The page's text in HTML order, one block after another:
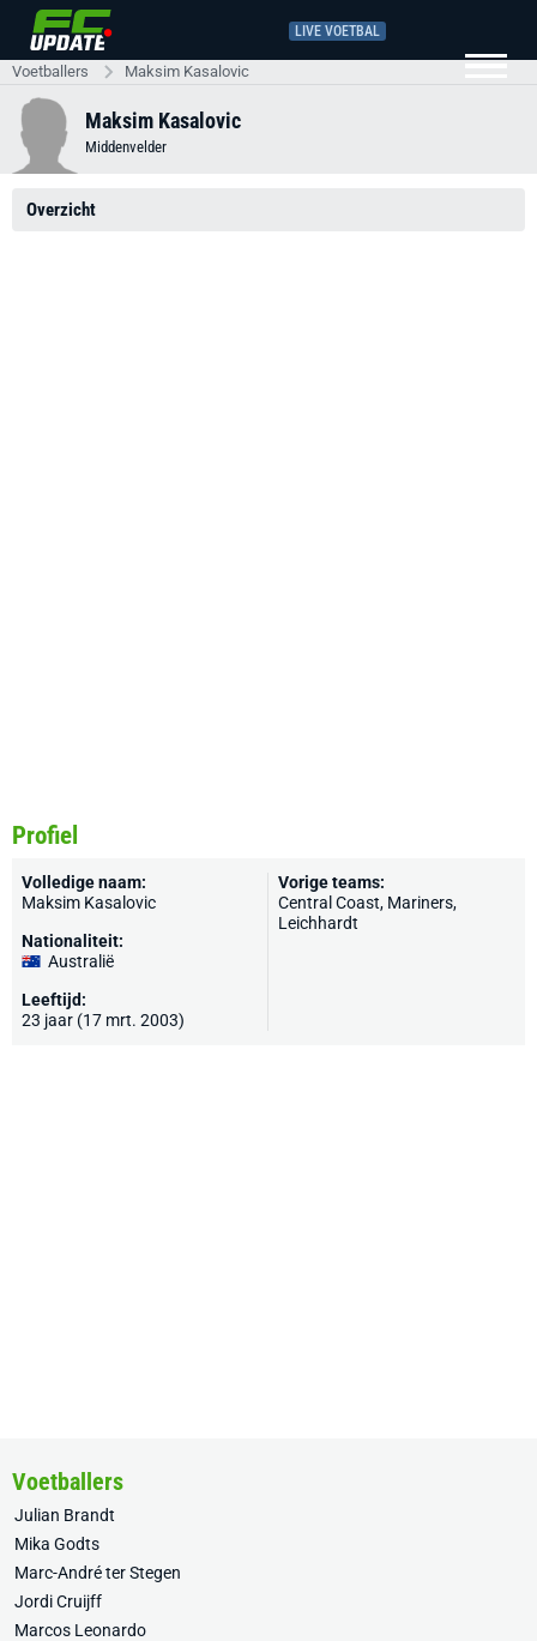
LIVE VOETBAL
Voetballers Maksim Kasalovic
Maksim Kasalovic
Middenvelder
Overzicht
Profiel
Volledige naam:
Maksim Kasalovic
Nationaliteit:
Australië
Leeftijd:
23 jaar (17 mrt. 2003)
Vorige teams:
Central Coast, Mariners,
Leichhardt
Voetballers
Julian Brandt
Mika Godts
Marc-André ter Stegen
Jordi Cruijff
Marcos Leonardo